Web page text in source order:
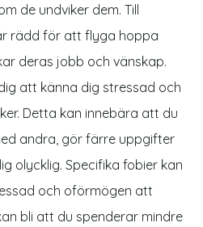
de undviker dem. Till
rädd för att flyga hoppa
deras jobb och vänskap.
att känna dig stressad och
Detta kan innebära att du
andra, gör färre uppgifter
olycklig. Specifika fobier kan
och oförmögen att
bli att du spenderar mindre